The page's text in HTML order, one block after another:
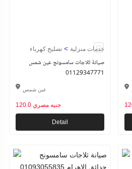
خدمات منزلية > تصليح كهرباء
صيانة ثلاجات سامسونج عين شمس
01129347771
عين شمس
120.0 جنيه مصري
Detail